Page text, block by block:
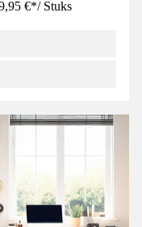
€*/ Stuks